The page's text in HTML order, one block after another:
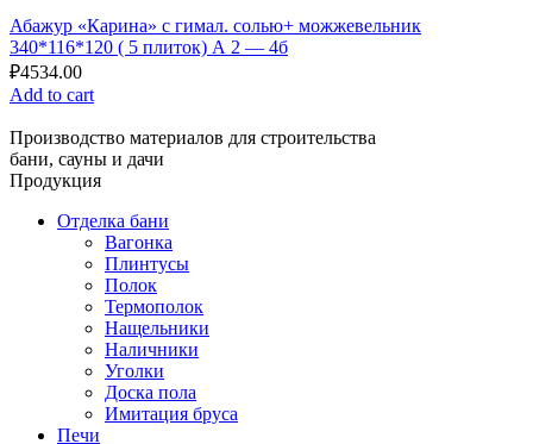
Абажур «Карина» с гимал. солью+ можжевельник
340*116*120 ( 5 плиток) А 2 — 4б
₽4534.00
Add to cart
Производство материалов для строительства
бани, сауны и дачи
Продукция
Отделка бани
Вагонка
Плинтусы
Полок
Термополок
Нащельники
Наличники
Уголки
Доска пола
Имитация бруса
Печи